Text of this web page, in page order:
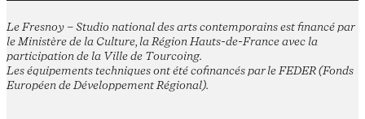
Le Fresnoy – Studio national des arts contemporains est financé par
le Ministère de la Culture, la Région Hauts-de-France avec la
participation de la Ville de Tourcoing.
Les équipements techniques ont été cofinancés par le FEDER (Fonds
Européen de Développement Régional).